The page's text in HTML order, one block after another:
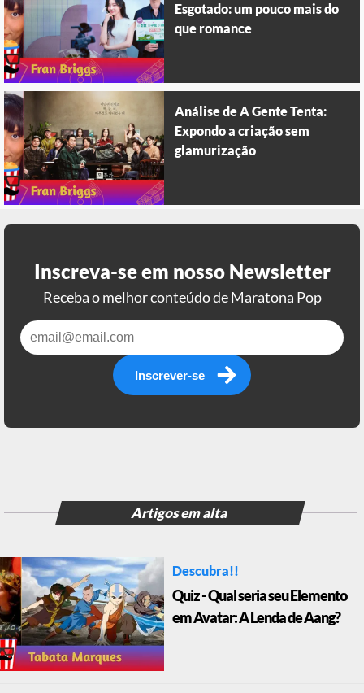
Esgotado: um pouco mais do
que romance
Análise de A Gente Tenta:
Expondo a criação sem
glamurização
Inscreva-se em nosso Newsletter
Receba o melhor conteúdo de Maratona Pop
Inscrever-se
Artigos em alta
Descubra!!
Quiz - Qual seria seu Elemento
em Avatar: A Lenda de Aang?